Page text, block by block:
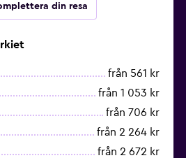
din resa
från 561 kr
från 1 053 kr
från 706 kr
från 2 264 kr
från 2 672 kr